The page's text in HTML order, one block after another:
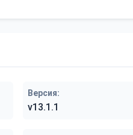
Версия:
v13.1.1